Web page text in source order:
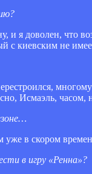
и я доволен, что
с киевским не
Исмаэль,
уже в скором
в игру «Ренна»?